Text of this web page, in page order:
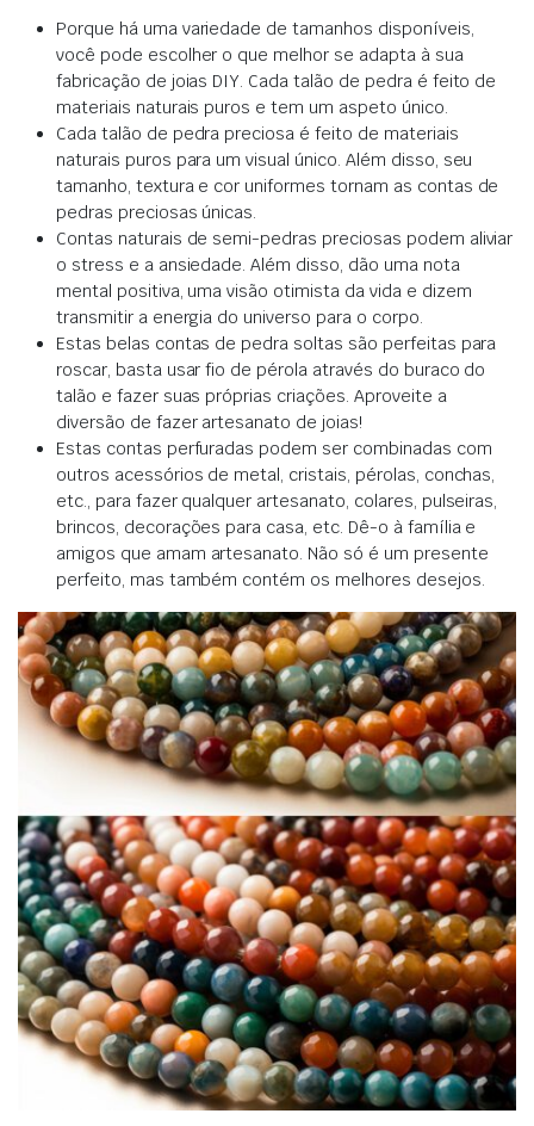
Porque há uma variedade de tamanhos disponíveis,
você pode escolher o que melhor se adapta à sua
fabricação de joias DIY. Cada talão de pedra é feito de
materiais naturais puros e tem um aspeto único.
Cada talão de pedra preciosa é feito de materiais
naturais puros para um visual único. Além disso, seu
tamanho, textura e cor uniformes tornam as contas de
pedras preciosas únicas.
Contas naturais de semi-pedras preciosas podem aliviar
o stress e a ansiedade. Além disso, dão uma nota
mental positiva, uma visão otimista da vida e dizem
transmitir a energia do universo para o corpo.
Estas belas contas de pedra soltas são perfeitas para
roscar, basta usar fio de pérola através do buraco do
talão e fazer suas próprias criações. Aproveite a
diversão de fazer artesanato de joias!
Estas contas perfuradas podem ser combinadas com
outros acessórios de metal, cristais, pérolas, conchas,
etc., para fazer qualquer artesanato, colares, pulseiras,
brincos, decorações para casa, etc. Dê-o à família e
amigos que amam artesanato. Não só é um presente
perfeito, mas também contém os melhores desejos.